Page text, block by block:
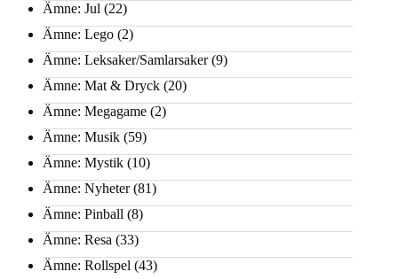
Ämne: Jul (22)
Ämne: Lego (2)
Ämne: Leksaker/Samlarsaker(9)
Ämne: Mat & Dryck (20)
Ämne: Megagame (2)
Ämne: Musik (59)
Ämne: Mystik (10)
Ämne: Nyheter(81)
Ämne: Pinball (8)
Ämne: Resa (33)
Ämne: Rollspel (43)